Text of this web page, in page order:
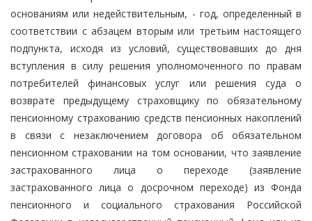
основаниям или недействительным, - год, определенный в
соответствии с абзацем вторым или третьим настоящего
подпункта, исходя из условий, существовавших до дня
вступления в силу решения уполномоченного по правам
потребителей финансовых услуг или решения суда о
возврате предыдущему страховщику по обязательному
пенсионному страхованию средств пенсионных накоплений
в связи с незаключением договора об обязательном
пенсионном страховании на том основании, что заявление
застрахованного лица о переходе (заявление
застрахованного лица о досрочном переходе) из Фонда
пенсионного и социального страхования Российской